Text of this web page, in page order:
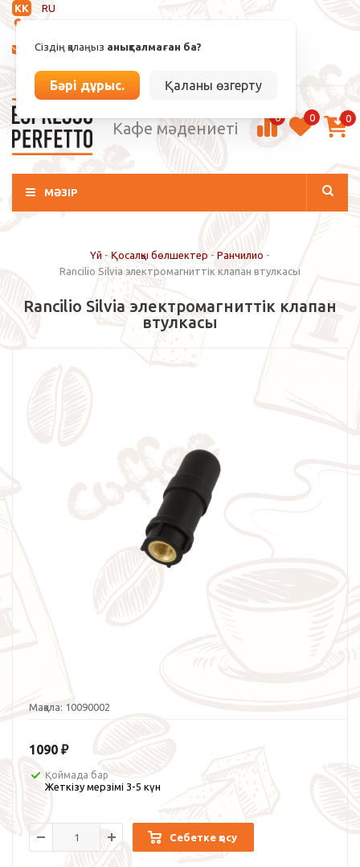
KK
RU
Сіздің қалаңыз анықталмаған ба?
Бәрі дұрыс. Қаланы өзгерту
info@espressoperfetto.kz
Кафе мәдениеті
0 0 0
МӘЗІР
Үй - Қосалқы бөлшектер - Ранчилио -
Rancilio Silvia электромагниттік клапан втулкасы
Rancilio Silvia электромагниттік клапан
втулкасы
Мақала: 10090002
1090 ₽
Қоймада бар
Жеткізу мерзімі 3-5 күн
Себетке қосу